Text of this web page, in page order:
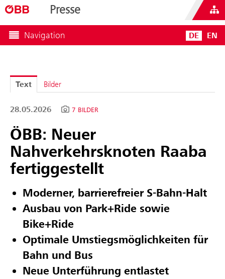
Presse
Navigation DE EN
Text Bilder
28.05.2026 7 BILDER
ÖBB: Neuer
Nahverkehrsknoten Raaba
fertiggestellt
Moderner, barrierefreier S-Bahn-Halt
Ausbau von Park+Ride sowie
Bike+Ride
Optimale Umstiegsmöglichkeiten für
Bahn und Bus
Neue Unterführung entlastet